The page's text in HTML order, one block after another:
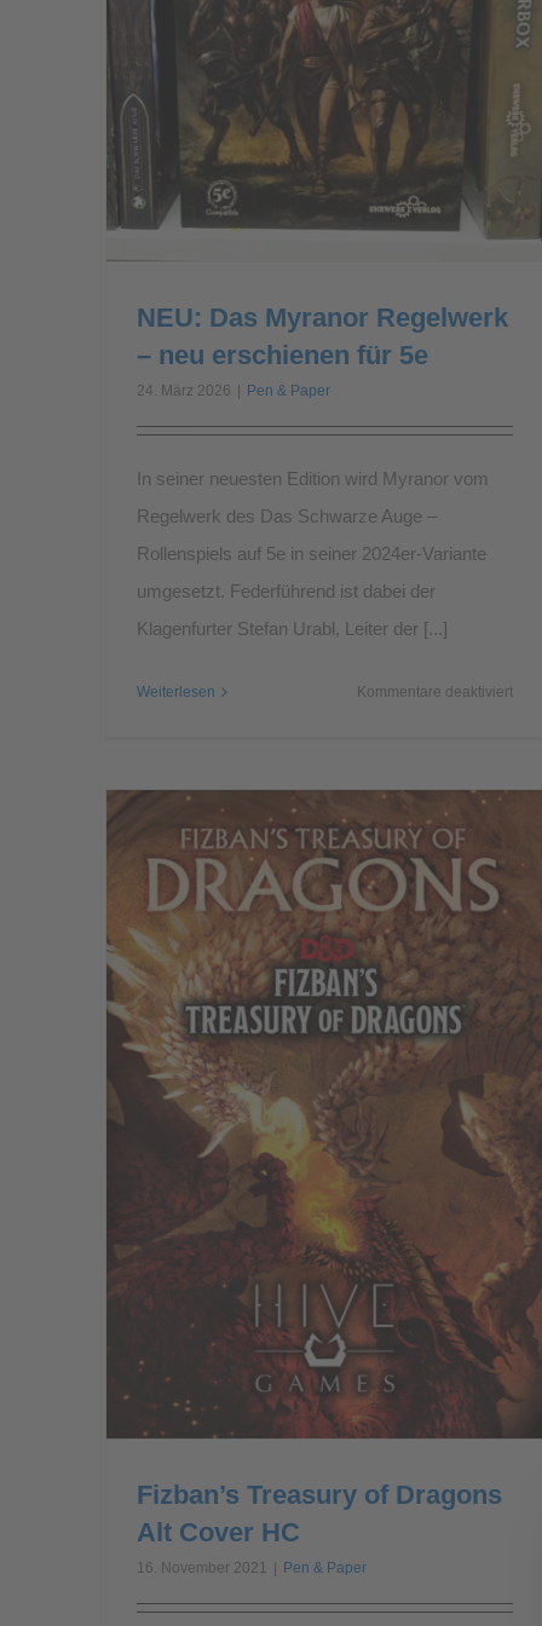
NEU: Das Myranor Regelwerk
– neu erschienen für 5e
24. März 2026 Pen & Paper
In seiner neuesten Edition wird Myranor vom
Regelwerk des Das Schwarze Auge –
Rollenspiels auf 5e in seiner 2024er-Variante
umgesetzt. Federführend ist dabei der
Klagenfurter Stefan Urabl, Leiter der [...]
Weiterlesen Kommentare deaktiviertfür
Fizban’s Treasury of Dragons
Alt Cover HC
16. November 2021 | Pen & Paper